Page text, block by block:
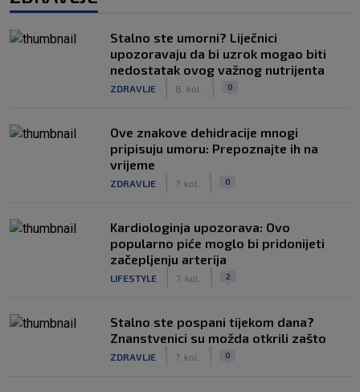
Stalno ste umorni? Liječnici
upozoravaju da bi uzrok mogao biti
nedostatak ovog važnog nutrijenta
ZDRAVLJE 8. kol. 0
Ove znakove dehidracije mnogi
pripisuju umoru: Prepoznajte ih na
vrijeme
ZDRAVLJE 7. kol. 0
Kardiologinja upozorava: Ovo
popularno piće moglo bi pridonijeti
začepljenju arterija
LIFESTYLE 7. kol. 2
Stalno ste pospani tijekom dana?
Znanstvenici su možda otkrili zašto
ZDRAVLJE 7. kol. 0